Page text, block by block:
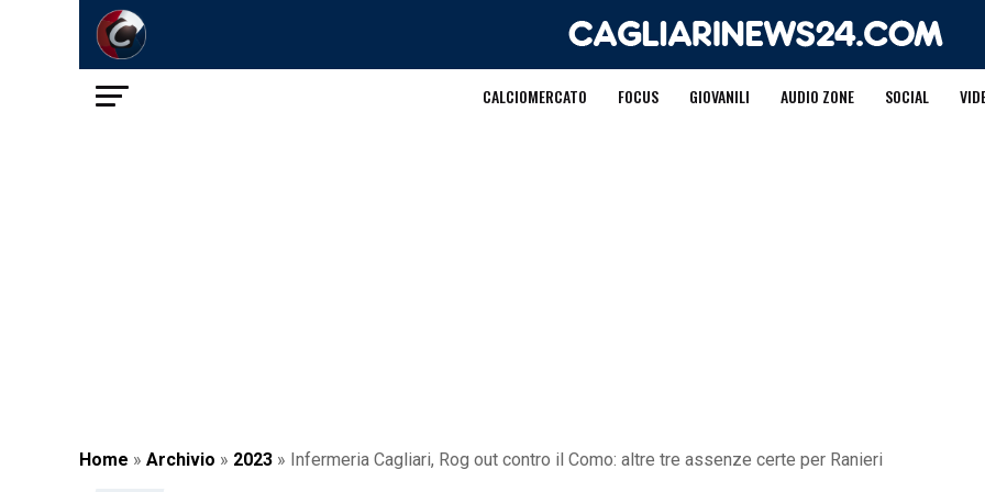
CALCIOMERCATO FOCUS GIOVANILI AUDIO ZONE SOCIAL
Home » Archivio » 2023 » Infermeria Cagliari, Rog out contro il Como: altre tre assenze certe per Ranieri